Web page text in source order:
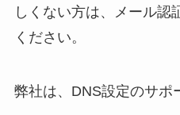
しくない方は、メール認
ください。
弊社は、DNS設定のサポ